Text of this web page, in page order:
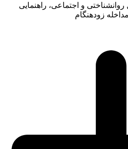
و اجتماعی، راهنمایی
زودهنگام